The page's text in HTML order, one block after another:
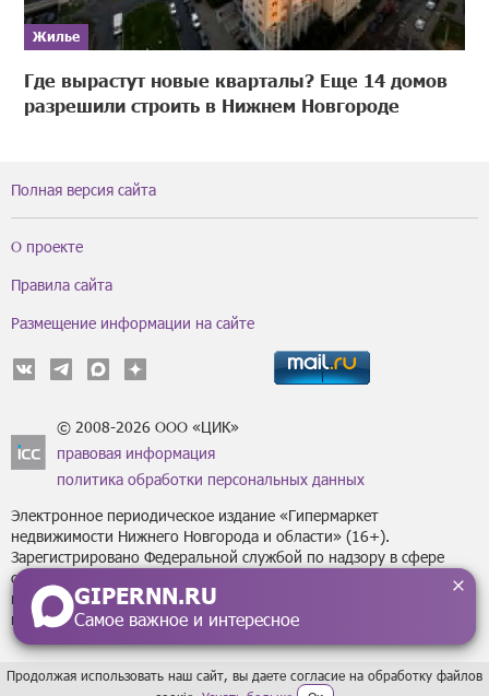
Жилье
Где вырастут новые кварталы? Еще 14 домов
разрешили строить в Нижнем Новгороде
GIPERNN.RU
Самое важное и интересное
Полная версия сайта
О проекте
Правила сайта
Размещение информации на сайте
© 2008-2026 ООО «ЦИК»
правовая информация
политика обработки персональных данных
Электронное периодическое издание «Гипермаркет
недвижимости Нижнего Новгорода и области» (16+).
Зарегистрировано Федеральной службой по надзору в сфере
связи, информационных технологий
и массовых коммуникаций (Роскомнадзор) за регистрационным
номером Эл № ФС77-43795 от 07 февраля 2011 г.
Продолжая использовать наш сайт, вы даете согласие на обработку файлов